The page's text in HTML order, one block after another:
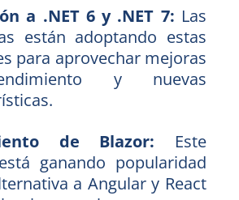
a .NET 6 y .NET 7: Las
están adoptando estas
para aprovechar mejoras
y nuevas
de Blazor: Este
ganando popularidad
a Angular y React